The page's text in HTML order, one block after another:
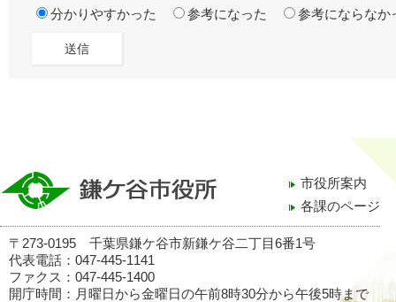
分かりやすかった
参考になった 参考にならなか
市役所案内
各課のページ
〒273-0195 千葉県鎌ケ谷市新鎌ケ谷二丁目6番1号
代表電話：047-445-1141
ファクス：047-445-1400
開庁時間：月曜日から金曜日の午前8時30分から午後5時まで